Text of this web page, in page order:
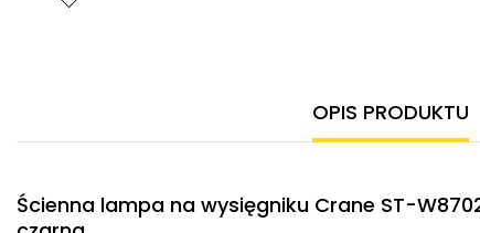
OPIS PRODUKTU
Ścienna lampa na wysięgniku Crane ST-